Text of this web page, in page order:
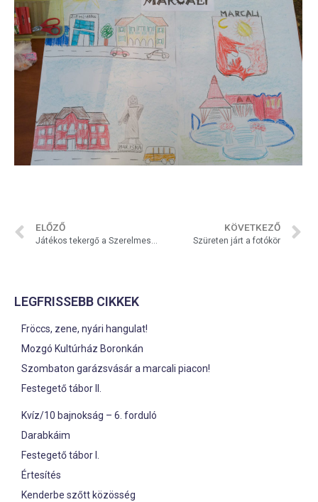
ELŐZŐ KÖVETKEZŐ
Szüreten járt a fotókör
LEGFRISSEBB CIKKEK
Fröccs, zene, nyári hangulat!
Mozgó Kultúrház Boronkán
Szombaton garázsvásár a marcali piacon!
Festegető tábor II.
Kvíz/10 bajnokság – 6. forduló
Darabkáim
Festegető tábor I.
Értesítés
Kenderbe szőtt közösség